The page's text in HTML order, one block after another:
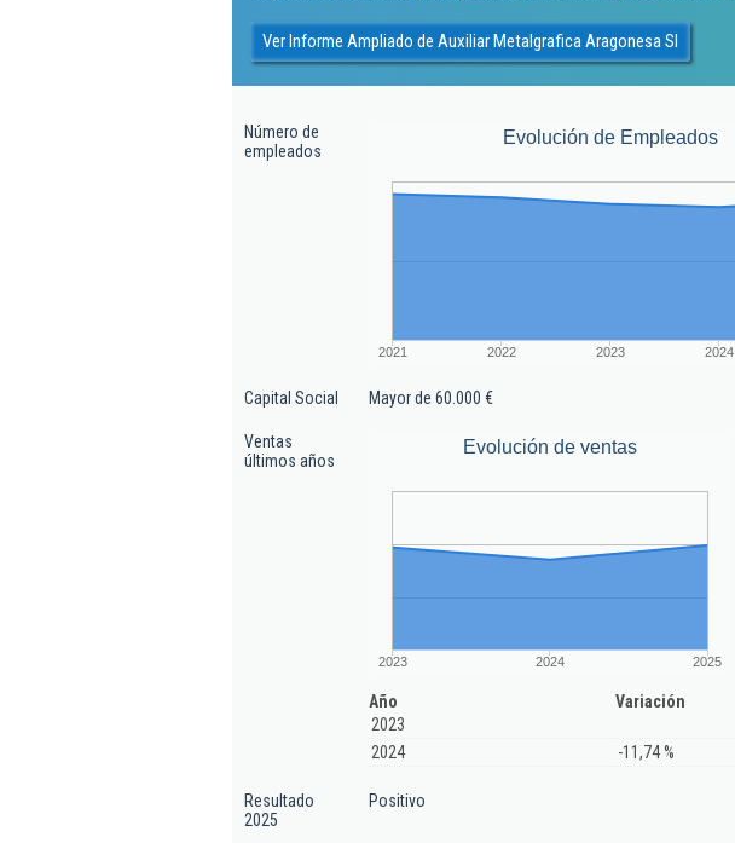
Ver Informe Ampliado de Auxiliar Metalgrafica Aragonesa Sl
Número de
empleados
Evolución de Empleados
2021 2022 2023 2024
Capital Social Mayor de 60.000 €
Ventas
últimos años
Evolución de ventas
2023 2024 2025
Año
Variación
2023
2024
-11,74 %
Resultado
2025
Positivo